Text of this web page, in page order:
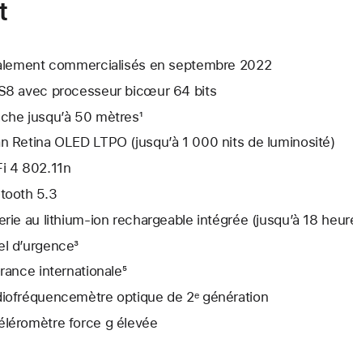
commercialisés en septembre 2022
avec processeur bicœur 64 bits
jusqu’à 50 mètres¹
Retina OLED LTPO (jusqu’à 1 000 nits de luminosité)
4 802.11n
5.3
au lithium‑ion rechargeable intégrée (jusqu’à 18
d’urgence³
internationale⁵
optique de 2ᵉ génération
force g élevée